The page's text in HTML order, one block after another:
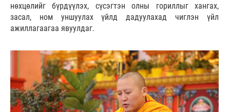
нөхцөлийг бүрдүүлэх, сүсэгтэн олны гориллыг хангах,
засал, ном уншуулах үйлд дадуулахад чиглэн үйл
ажиллагаагаа явуулдаг.